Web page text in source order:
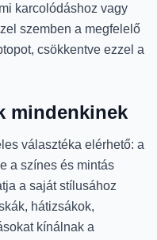
karcolódáshoz vagy
szemben a megfelelő
csökkentve ezzel a
mindenkinek
választéka elérhető: a
a színes és mintás
a saját stílusához
hátizsákok,
kínálnak a